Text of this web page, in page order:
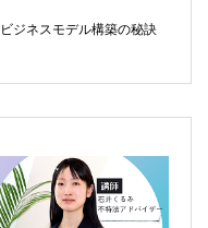
ジネスモデル構築の秘訣